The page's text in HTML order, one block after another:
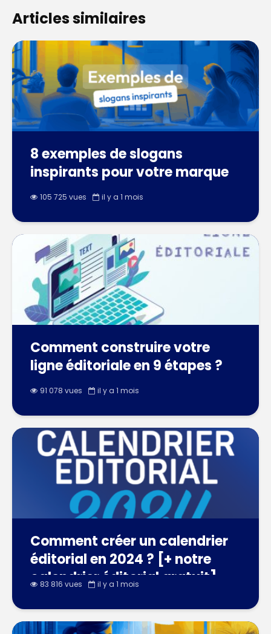
Articles similaires
8 exemples de slogans
inspirants pour votre marque
105 725 vues il y a 1 mois
Comment construire votre
ligne éditoriale en 9 étapes ?
91 078 vues il y a 1 mois
Comment créer un calendrier
éditorial en 2024 ? [+ notre
calendrier éditorial gratuit]
83 816 vues il y a 1 mois